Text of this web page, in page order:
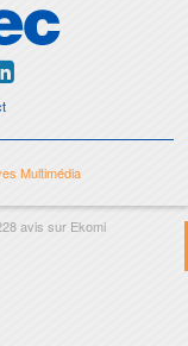
Multimédia
avis sur Ekomi